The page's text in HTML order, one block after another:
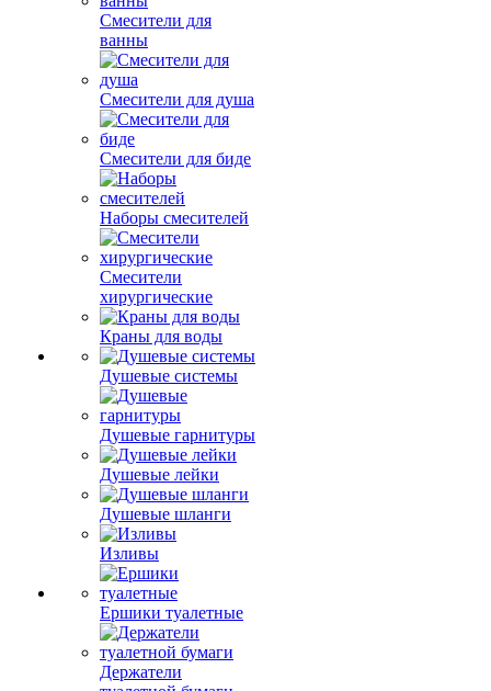
Смесители для
ванны
Смесители для душа
Смесители для биде
Наборы смесителей
Смесители
хирургические
Краны для воды
Душевые системы
Душевые гарнитуры
Душевые лейки
Душевые шланги
Изливы
Ершики туалетные
Держатели